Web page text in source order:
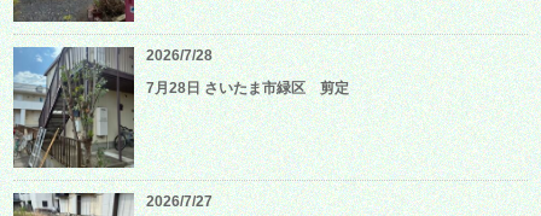
2026/7/28
7月28日 さいたま市緑区 剪定
2026/7/27